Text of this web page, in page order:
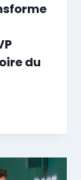
du